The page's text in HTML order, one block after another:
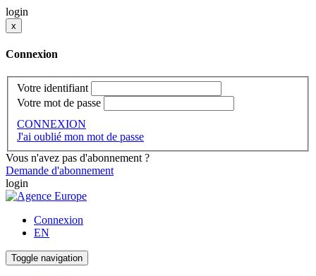
login
x
Connexion
Votre identifiant
Votre mot de passe
CONNEXION
J'ai oublié mon mot de passe
Vous n'avez pas d'abonnement ?
Demande d'abonnement
login
Connexion
EN
Toggle navigation